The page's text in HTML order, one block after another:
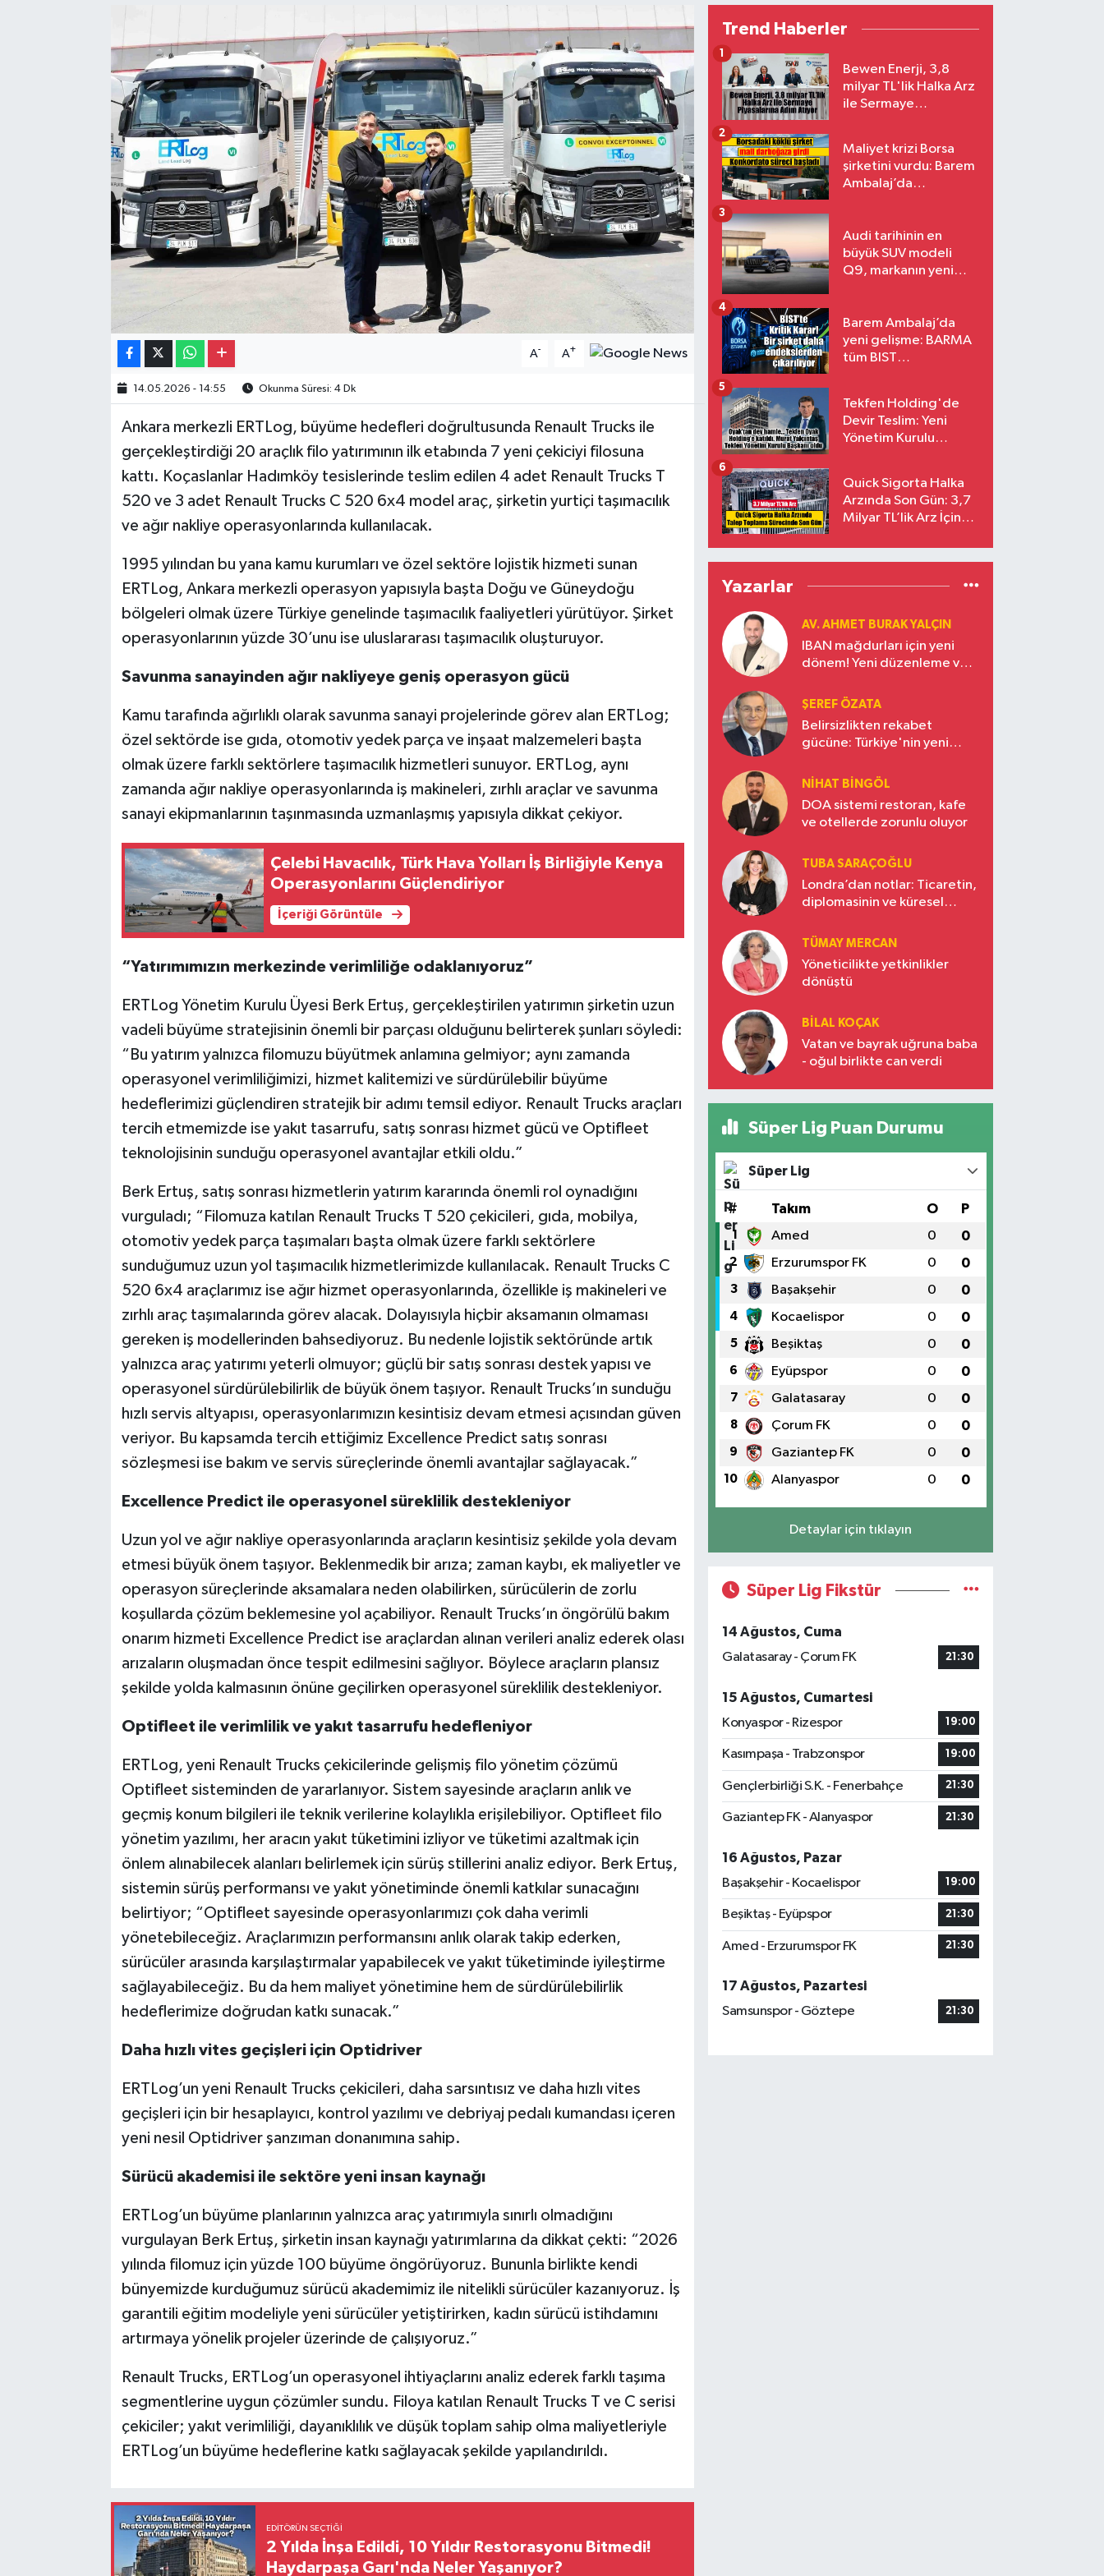
A- A+
14.05.2026 - 14:55 Okunma Süresi: 4 Dk
Ankara merkezli ERTLog, büyüme hedefleri doğrultusunda Renault Trucks ile
gerçekleştirdiği 20 araçlık filo yatırımının ilk etabında 7 yeni çekiciyi filosuna
kattı. Koçaslanlar Hadımköy tesislerinde teslim edilen 4 adet Renault Trucks T
520 ve 3 adet Renault Trucks C 520 6x4 model araç, şirketin yurtiçi taşımacılık
ve ağır nakliye operasyonlarında kullanılacak.
1995 yılından bu yana kamu kurumları ve özel sektöre lojistik hizmeti sunan
ERTLog, Ankara merkezli operasyon yapısıyla başta Doğu ve Güneydoğu
bölgeleri olmak üzere Türkiye genelinde taşımacılık faaliyetleri yürütüyor. Şirket
operasyonlarının yüzde 30’unu ise uluslararası taşımacılık oluşturuyor.
Savunma sanayinden ağır nakliyeye geniş operasyon gücü
Kamu tarafında ağırlıklı olarak savunma sanayi projelerinde görev alan ERTLog;
özel sektörde ise gıda, otomotiv yedek parça ve inşaat malzemeleri başta
olmak üzere farklı sektörlere taşımacılık hizmetleri sunuyor. ERTLog, aynı
zamanda ağır nakliye operasyonlarında iş makineleri, zırhlı araçlar ve savunma
sanayi ekipmanlarının taşınmasında uzmanlaşmış yapısıyla dikkat çekiyor.
Çelebi Havacılık, Türk Hava Yolları İş Birliğiyle Kenya
Operasyonlarını Güçlendiriyor
İçeriği Görüntüle
“Yatırımımızın merkezinde verimliliğe odaklanıyoruz”
ERTLog Yönetim Kurulu Üyesi Berk Ertuş, gerçekleştirilen yatırımın şirketin uzun
vadeli büyüme stratejisinin önemli bir parçası olduğunu belirterek şunları söyledi:
“Bu yatırım yalnızca filomuzu büyütmek anlamına gelmiyor; aynı zamanda
operasyonel verimliliğimizi, hizmet kalitemizi ve sürdürülebilir büyüme
hedeflerimizi güçlendiren stratejik bir adımı temsil ediyor. Renault Trucks araçları
tercih etmemizde ise yakıt tasarrufu, satış sonrası hizmet gücü ve Optifleet
teknolojisinin sunduğu operasyonel avantajlar etkili oldu.”
Berk Ertuş, satış sonrası hizmetlerin yatırım kararında önemli rol oynadığını
vurguladı; “Filomuza katılan Renault Trucks T 520 çekicileri, gıda, mobilya,
otomotiv yedek parça taşımaları başta olmak üzere farklı sektörlere
sunduğumuz uzun yol taşımacılık hizmetlerimizde kullanılacak. Renault Trucks C
520 6x4 araçlarımız ise ağır hizmet operasyonlarında, özellikle iş makineleri ve
zırhlı araç taşımalarında görev alacak. Dolayısıyla hiçbir aksamanın olmaması
gereken iş modellerinden bahsediyoruz. Bu nedenle lojistik sektöründe artık
yalnızca araç yatırımı yeterli olmuyor; güçlü bir satış sonrası destek yapısı ve
operasyonel sürdürülebilirlik de büyük önem taşıyor. Renault Trucks’ın sunduğu
hızlı servis altyapısı, operasyonlarımızın kesintisiz devam etmesi açısından güven
veriyor. Bu kapsamda tercih ettiğimiz Excellence Predict satış sonrası
sözleşmesi ise bakım ve servis süreçlerinde önemli avantajlar sağlayacak.”
Excellence Predict ile operasyonel süreklilik destekleniyor
Uzun yol ve ağır nakliye operasyonlarında araçların kesintisiz şekilde yola devam
etmesi büyük önem taşıyor. Beklenmedik bir arıza; zaman kaybı, ek maliyetler ve
operasyon süreçlerinde aksamalara neden olabilirken, sürücülerin de zorlu
koşullarda çözüm beklemesine yol açabiliyor. Renault Trucks’ın öngörülü bakım
onarım hizmeti Excellence Predict ise araçlardan alınan verileri analiz ederek olası
arızaların oluşmadan önce tespit edilmesini sağlıyor. Böylece araçların plansız
şekilde yolda kalmasının önüne geçilirken operasyonel süreklilik destekleniyor.
Optifleet ile verimlilik ve yakıt tasarrufu hedefleniyor
ERTLog, yeni Renault Trucks çekicilerinde gelişmiş filo yönetim çözümü
Optifleet sisteminden de yararlanıyor. Sistem sayesinde araçların anlık ve
geçmiş konum bilgileri ile teknik verilerine kolaylıkla erişilebiliyor. Optifleet filo
yönetim yazılımı, her aracın yakıt tüketimini izliyor ve tüketimi azaltmak için
önlem alınabilecek alanları belirlemek için sürüş stillerini analiz ediyor. Berk Ertuş,
sistemin sürüş performansı ve yakıt yönetiminde önemli katkılar sunacağını
belirtiyor; “Optifleet sayesinde operasyonlarımızı çok daha verimli
yönetebileceğiz. Araçlarımızın performansını anlık olarak takip ederken,
sürücüler arasında karşılaştırmalar yapabilecek ve yakıt tüketiminde iyileştirme
sağlayabileceğiz. Bu da hem maliyet yönetimine hem de sürdürülebilirlik
hedeflerimize doğrudan katkı sunacak.”
Daha hızlı vites geçişleri için Optidriver
ERTLog’un yeni Renault Trucks çekicileri, daha sarsıntısız ve daha hızlı vites
geçişleri için bir hesaplayıcı, kontrol yazılımı ve debriyaj pedalı kumandası içeren
yeni nesil Optidriver şanzıman donanımına sahip.
Sürücü akademisi ile sektöre yeni insan kaynağı
ERTLog’un büyüme planlarının yalnızca araç yatırımıyla sınırlı olmadığını
vurgulayan Berk Ertuş, şirketin insan kaynağı yatırımlarına da dikkat çekti: “2026
yılında filomuz için yüzde 100 büyüme öngörüyoruz. Bununla birlikte kendi
bünyemizde kurduğumuz sürücü akademimiz ile nitelikli sürücüler kazanıyoruz. İş
garantili eğitim modeliyle yeni sürücüler yetiştirirken, kadın sürücü istihdamını
artırmaya yönelik projeler üzerinde de çalışıyoruz.”
Renault Trucks, ERTLog’un operasyonel ihtiyaçlarını analiz ederek farklı taşıma
segmentlerine uygun çözümler sundu. Filoya katılan Renault Trucks T ve C serisi
çekiciler; yakıt verimliliği, dayanıklılık ve düşük toplam sahip olma maliyetleriyle
ERTLog’un büyüme hedeflerine katkı sağlayacak şekilde yapılandırıldı.
EDITÖRÜN SEÇTIĞI
2 Yılda İnşa Edildi, 10 Yıldır Restorasyonu Bitmedi!
Haydarpaşa Garı'nda Neler Yaşanıyor?
Trend Haberler
Bewen Enerji, 3,8
milyar TL'lik Halka Arz
ile Sermaye
1
Maliyet krizi Borsa
şirketini vurdu: Barem
Ambalaj’da
2
Audi tarihinin en
büyük SUV modeli
Q9, markanın yeni
3
Barem Ambalaj’da
yeni gelişme: BARMA
tüm BIST
4
Tekfen Holding'de
Devir Teslim: Yeni
Yönetim Kurulu
5
Quick Sigorta Halka
Arzında Son Gün: 3,7
Milyar TL’lik Arz İçin
Eriyor
6
Yazarlar
AV. AHMET BURAK YALÇIN
IBAN mağdurları için yeni
dönem! Yeni düzenleme ve
ŞEREF ÖZATA
Belirsizlikten rekabet
gücüne: Türkiye'nin yeni
NIHAT BINGÖL
DOA sistemi restoran, kafe
ve otellerde zorunlu oluyor
TUBA SARAÇOĞLU
Londra’dan notlar: Ticaretin,
diplomasinin ve küresel
Türkiye’nin yükselen gücü
TÜMAY MERCAN
Yöneticilikte yetkinlikler
dönüştü
BILAL KOÇAK
Vatan ve bayrak uğruna baba
- oğul birlikte can verdi
Süper Lig Puan Durumu
Süper Lig
# Takım O P
1 Amed 0 0
2 Erzurumspor FK 0 0
3 Başakşehir 0 0
4 Kocaelispor 0 0
5 Beşiktaş 0 0
6 Eyüpspor 0 0
7 Galatasaray 0 0
8 Çorum FK 0 0
9 Gaziantep FK 0 0
10 Alanyaspor 0 0
Detaylar için tıklayın
Süper Lig Fikstür
14 Ağustos, Cuma
Galatasaray - Çorum FK
21:30
15 Ağustos, Cumartesi
Konyaspor - Rizespor
19:00
Kasımpaşa - Trabzonspor 19:00
Gençlerbirliği S.K. - Fenerbahçe 21:30
Gaziantep FK - Alanyaspor 21:30
16 Ağustos, Pazar
Başakşehir - Kocaelispor
19:00
Beşiktaş - Eyüpspor 21:30
Amed - Erzurumspor FK 21:30
17 Ağustos, Pazartesi
Samsunspor - Göztepe
21:30